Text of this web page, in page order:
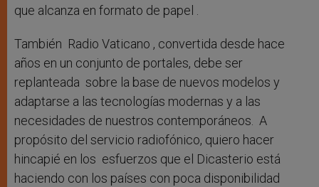
que alcanza en formato de papel .
También Radio Vaticano , convertida desde hace
años en un conjunto de portales, debe ser
replanteada sobre la base de nuevos modelos y
adaptarse a las tecnologías modernas y a las
necesidades de nuestros contemporáneos. A
propósito del servicio radiofónico, quiero hacer
hincapié en los esfuerzos que el Dicasterio está
haciendo con los países con poca disponibilidad